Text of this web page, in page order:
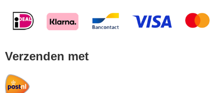
Verzenden met